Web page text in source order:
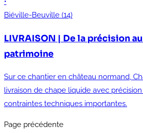
Biéville-Beuville (14)
LIVRAISON | De la précision
patrimoine
Sur ce chantier en château normand,
livraison de chape liquide avec
contraintes techniques importantes.
Page précédente